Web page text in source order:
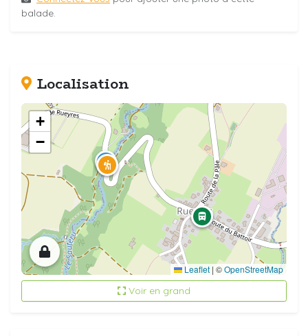
balade.
Localisation
+
−
Leaflet | ©OpenStreetMap
Voir en grand